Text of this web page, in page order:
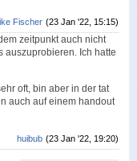
(23 Jan '22, 15:15)
Fischer
zeitpunkt auch nicht
auszuprobieren. Ich hatte
oft, bin aber in der tat
auch auf einem handout
(23 Jan '22, 19:20)
huibub